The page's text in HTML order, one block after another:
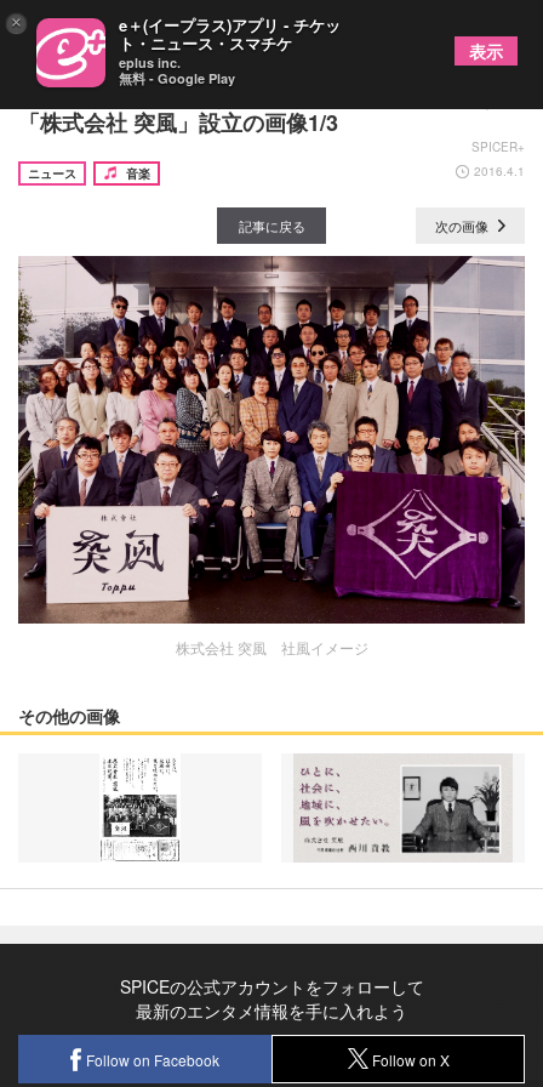
T.M.Revolution西川貴教がビジネスで革命起こす
「株式会社 突風」設立の画像1/3
SPICER+
ニュース
音楽 2016.4.1
記事に戻る 次の画像
株式会社 突風 社風イメージ
その他の画像
SPICEの公式アカウントをフォローして
最新のエンタメ情報を手に入れよう
Follow on Facebook Follow on X
× e＋(イープラス)アプリ - チケッ
ト・ニュース・スマチケ
eplus inc.
無料 - Google Play
表示